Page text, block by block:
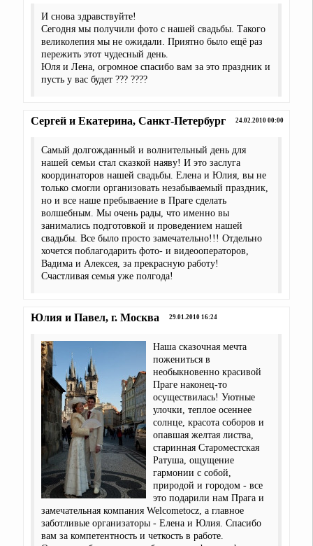
И снова здравствуйте!
Сегодня мы получили фото с нашей свадьбы. Такого
великолепия мы не ожидали. Приятно было ещё раз
пережить этот чудесный день.
Юля и Лена, огромное спасибо вам за это праздник и
пусть у вас будет ??? ????
Сергей и Екатерина, Санкт-Петербург 24.02.2010 00:00
Самый долгожданный и волнительный день для
нашей семьи стал сказкой наяву! И это заслуга
координаторов нашей свадьбы. Елена и Юлия, вы не
только смогли организовать незабываемый праздник,
но и все наше пребываение в Праге сделать
волшебным. Мы очень рады, что именно вы
занимались подготовкой и проведением нашей
свадьбы. Все было просто замечательно!!! Отдельно
хочется поблагодарить фото- и видеооператоров,
Вадима и Алексея, за прекрасную работу!
Счастливая семья уже полгода!
Юлия и Павел, г. Москва 29.01.2010 16:24
Наша сказочная мечта
пожениться в
необыкновенно красивой
Праге наконец-то
осуществилась! Уютные
улочки, теплое осеннее
солнце, красота соборов и
опавшая желтая листва,
старинная Староместская
Ратуша, ощущение
гармонии с собой,
природой и городом - все
это подарили нам Прага и
замечательная компания Welcometocz, а главное
заботливые организаторы - Елена и Юлия. Спасибо
вам за компетентность и четкость в работе.